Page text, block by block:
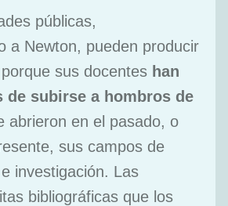
públicas,
a Newton, pueden producir
sus docentes han
de subirse a hombros de
abrieron en el pasado, o
sus campos de
investigación. Las
bibliográficas que los